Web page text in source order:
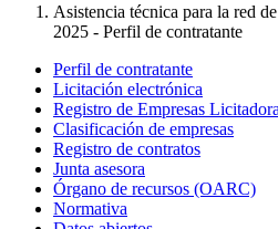
Asistencia técnica para la red
2025 - Perfil de contratante
Perfil de contratante
Licitación electrónica
Registro de Empresas
Clasificación de empresas
Registro de contratos
Junta asesora
Órgano de recursos (OARC)
Normativa